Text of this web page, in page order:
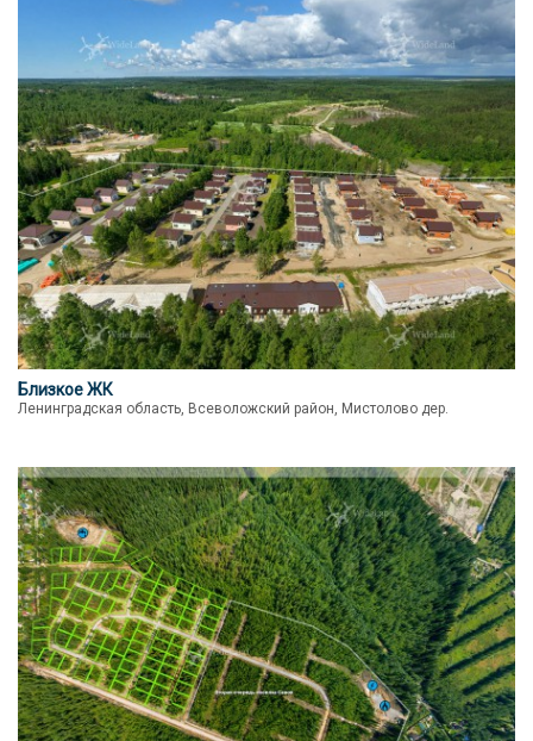
Близкое ЖК
Ленинградская область, Всеволожский район, Мистолово дер.